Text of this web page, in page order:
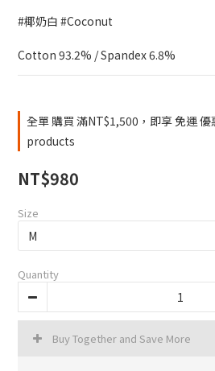
#椰奶白 #Coconut
Cotton 93.2% / Spandex 6.8%
全單 購買 滿NT$1,500，即享 免運
products
NT$980
Size
Quantity
Buy Together and Save More